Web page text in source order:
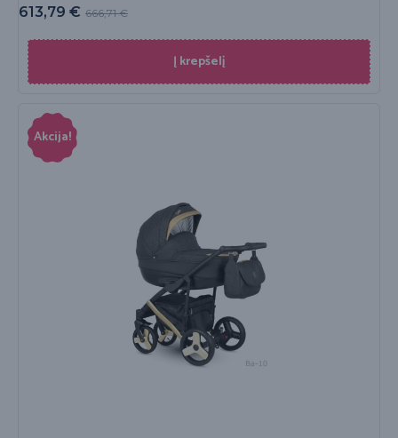
666,71€
613,79 €
Į krepšelį
Akcija!